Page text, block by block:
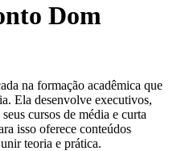
Dom
na formação acadêmica que
Ela desenvolve executivos,
cursos de média e curta
isso oferece conteúdos
teoria e prática.